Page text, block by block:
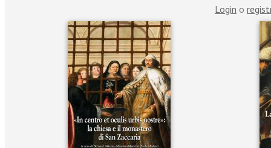
Login o